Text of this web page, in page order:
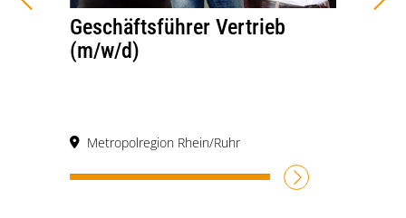
Geschäftsführer Vertrieb
(m/w/d)
Metropolregion Rhein/Ruhr
JETZT BEWERBEN